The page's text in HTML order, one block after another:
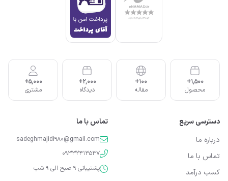
1,500+
محصول
100+
مقاله
2,000+
دیدگاه
5,000+
مشتری
دسترسی سریع
درباره ما
تماس با ما
کسب درآمد
تماس با ما
sadeghmajidi980@gmail.com
09332413537
پشتیبانی 9 صبح الی 9 شب